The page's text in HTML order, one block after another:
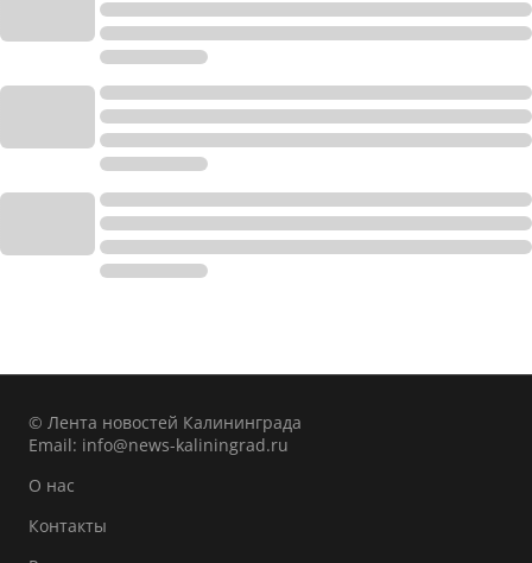
© Лента новостей Калининграда
Email: info@news-kaliningrad.ru
О нас
Контакты